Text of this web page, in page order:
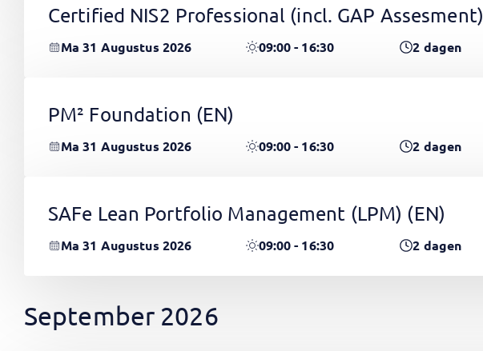
Certified NIS2 Professional (incl. GAP Assesment)
Ma 31 Augustus 2026 09:00 - 16:30 2 dagen
PM² Foundation (EN)
Ma 31 Augustus 2026 09:00 - 16:30 2 dagen
SAFe Lean Portfolio Management (LPM) (EN)
Ma 31 Augustus 2026 09:00 - 16:30 2 dagen
September 2026